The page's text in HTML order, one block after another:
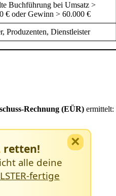
Buchführung bei Umsatz >
€ oder Gewinn > 60.000 €
Produzenten, Dienstleister
Rechnung (EÜR) ermittelt:
retten!
alle deine
fertige
×